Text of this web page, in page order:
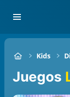
Kids
Juegos